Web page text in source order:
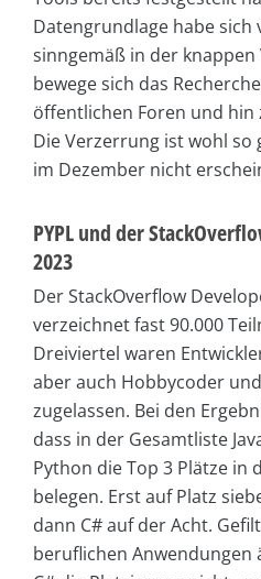
Datengrundlage habe sich
sinngemäß in der
bewege sich das
öffentlichen Foren und hin
Die Verzerrung ist wohl so
im Dezember nicht
PYPL und der
2023
Der StackOverflow
verzeichnet fast 90.000
Dreiviertel waren
aber auch Hobbycoder
zugelassen. Bei den
dass in der Gesamtliste
Python die Top 3 Plätze in
belegen. Erst auf Platz
dann C# auf der Acht.
beruflichen Anwendungen